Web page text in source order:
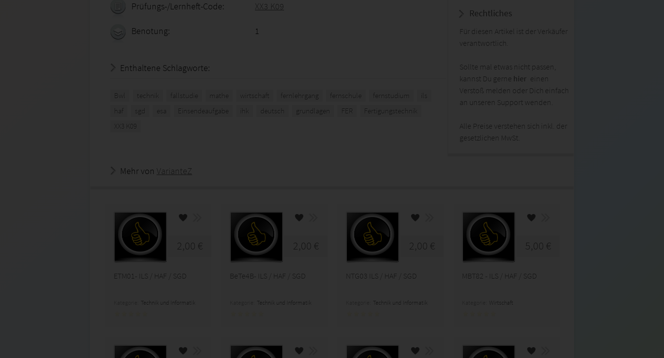
Prüfungs-/Lernheft-Code: XX3 K09
Benotung: 1
Enthaltene Schlagworte:
Bwl technik fallstudie mathe wirtschaft fernlehrgang fernschule fernstudium
ils
haf
sgd esa Einsendeaufgabe ihk deutsch grundlagen FER
Fertigungstechnik
XX3 K09
Rechtliches
Für diesen Artikel ist der Verkäufer
verantwortlich.
Sollte mal etwas nicht passen,
kannst Du gerne hier einen
Verstoß melden oder Dich einfach
an unseren Support wenden.
Alle Preise verstehen sich inkl. der
gesetzlichen MwSt.
Mehr von VarianteZ
2,00 €
ETM01- ILS / HAF / SGD
Technik und Informatik
2,00 €
BeTe4B- ILS / HAF / SGD
Technik und Informatik
2,00 €
NTG03 ILS / HAF / SGD
Technik und Informatik
5,00 €
MBT82 - ILS / HAF / SGD
Wirtschaft